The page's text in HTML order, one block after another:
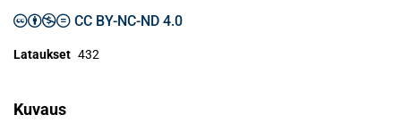
CC BY-NC-ND 4.0
Lataukset 432
Kuvaus